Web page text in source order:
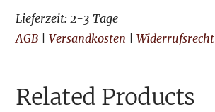
Lieferzeit: 2-3 Tage
AGB |Versandkosten |Widerrufsrecht
Related Products